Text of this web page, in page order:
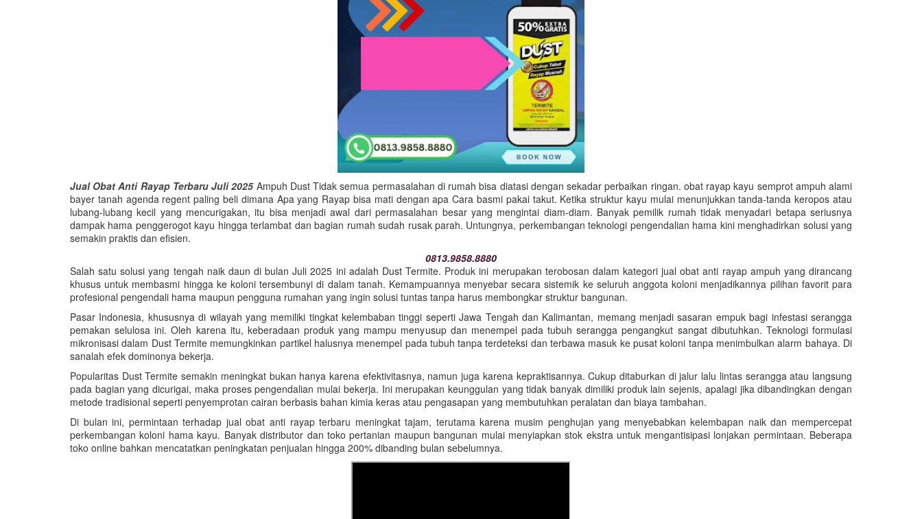
Jual Obat Anti Rayap Terbaru Juli 2025Ampuh Dust Tidak semua permasalahan di rumah bisa diatasi dengan sekadar perbaikan ringan. obat rayap kayu semprot ampuh alami
bayer tanah agenda regent paling beli dimana Apa yang Rayap bisa mati dengan apa Cara basmi pakai takut. Ketika struktur kayu mulai menunjukkan tanda-tanda keropos atau
lubang-lubang kecil yang mencurigakan, itu bisa menjadi awal dari permasalahan besar yang mengintai diam-diam. Banyak pemilik rumah tidak menyadari betapa seriusnya
dampak hama penggerogot kayu hingga terlambat dan bagian rumah sudah rusak parah. Untungnya, perkembangan teknologi pengendalian hama kini menghadirkan solusi yang
semakin praktis dan efisien.
0813.9858.8880
Salah satu solusi yang tengah naik daun di bulan Juli 2025 ini adalah Dust Termite. Produk ini merupakan terobosan dalam kategori jual obat anti rayap ampuh yang dirancang
khusus untuk membasmi hingga ke koloni tersembunyi di dalam tanah. Kemampuannya menyebar secara sistemik ke seluruh anggota koloni menjadikannya pilihan favorit para
profesional pengendali hama maupun pengguna rumahan yang ingin solusi tuntas tanpa harus membongkar struktur bangunan.
Pasar Indonesia, khususnya di wilayah yang memiliki tingkat kelembaban tinggi seperti Jawa Tengah dan Kalimantan, memang menjadi sasaran empuk bagi infestasi serangga
pemakan selulosa ini. Oleh karena itu, keberadaan produk yang mampu menyusup dan menempel pada tubuh serangga pengangkut sangat dibutuhkan. Teknologi formulasi
mikronisasi dalam Dust Termite memungkinkan partikel halusnya menempel pada tubuh tanpa terdeteksi dan terbawa masuk ke pusat koloni tanpa menimbulkan alarm bahaya. Di
sanalah efek dominonya bekerja.
Popularitas Dust Termite semakin meningkat bukan hanya karena efektivitasnya, namun juga karena kepraktisannya. Cukup ditaburkan di jalur lalu lintas serangga atau langsung
pada bagian yang dicurigai, maka proses pengendalian mulai bekerja. Ini merupakan keunggulan yang tidak banyak dimiliki produk lain sejenis, apalagi jika dibandingkan dengan
metode tradisional seperti penyemprotan cairan berbasis bahan kimia keras atau pengasapan yang membutuhkan peralatan dan biaya tambahan.
Di bulan ini, permintaan terhadap jual obat anti rayap terbaru meningkat tajam, terutama karena musim penghujan yang menyebabkan kelembapan naik dan mempercepat
perkembangan koloni hama kayu. Banyak distributor dan toko pertanian maupun bangunan mulai menyiapkan stok ekstra untuk mengantisipasi lonjakan permintaan. Beberapa
toko online bahkan mencatatkan peningkatan penjualan hingga 200% dibanding bulan sebelumnya.